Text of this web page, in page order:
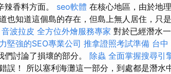
辣香料方面。 seo軟體 在核心地區，由於地
也知道這個島的存在，但島上無人居住，只
音波拉皮 全方位外燴服務專家 對於已經潛水
堅強的SEO專業公司 推拿證照考試準備 台中
討論了損壞的部分。 除蟲 全面掌握搜尋引
誤！ 所以塞利海灘這一部分，到處都是潛水